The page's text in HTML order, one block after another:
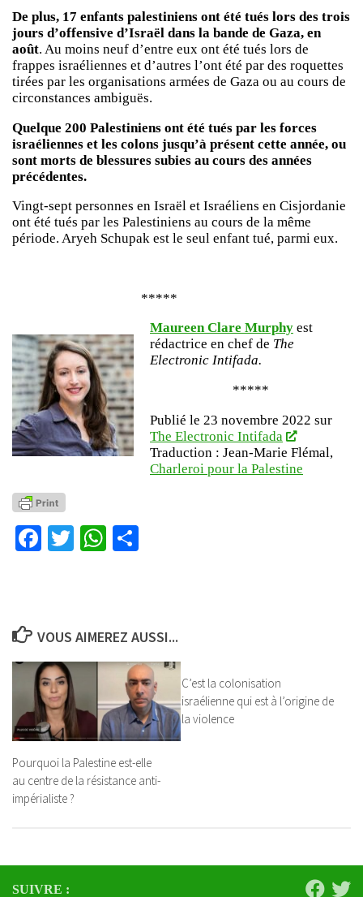
De plus, 17 enfants palestiniens ont été tués lors des trois
jours d’offensive d’Israël dans la bande de Gaza, en
août. Au moins neuf d’entre eux ont été tués lors de
frappes israéliennes et d’autres l’ont été par des roquettes
tirées par les organisations armées de Gaza ou au cours de
circonstances ambiguës.
Quelque 200 Palestiniens ont été tués par les forces
israéliennes et les colons jusqu’à présent cette année, ou
sont morts de blessures subies au cours des années
précédentes.
Vingt-sept personnes en Israël et Israéliens en Cisjordanie
ont été tués par les Palestiniens au cours de la même
période. Aryeh Schupak est le seul enfant tué, parmi eux.
*****
Maureen Clare Murphy est
rédactrice en chef de The
Electronic Intifada.
*****
Publié le 23 novembre 2022 sur
The Electronic Intifada
Traduction : Jean-Marie Flémal,
Charleroi pour la Palestine
Facebook
TwitterWhatsApp
VOUS AIMEREZ AUSSI...
Pourquoi la Palestine est-elle
au centre de la résistance anti-
impérialiste ?
C’est la colonisation
israélienne qui est à l’origine de
la violence
SUIVRE :